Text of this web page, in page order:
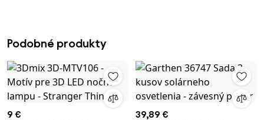
Podobné produkty
9 € 39,89 €